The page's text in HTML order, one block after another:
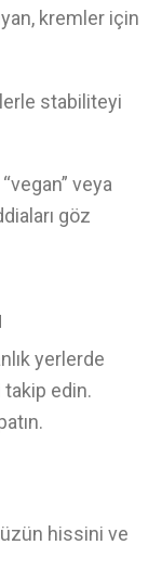
kremler için
stabiliteyi
“vegan” veya
göz
yerlerde
takip edin.
hissini ve